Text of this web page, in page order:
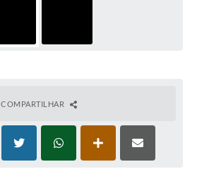
COMPARTILHAR